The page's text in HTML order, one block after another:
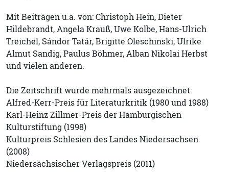
Mit Beiträgen u.a. von: Christoph Hein, Dieter
Hildebrandt, Angela Krauß, Uwe Kolbe, Hans-Ulrich
Treichel, Sándor Tatár, Brigitte Oleschinski, Ulrike
Almut Sandig, Paulus Böhmer, Alban Nikolai Herbst
und vielen anderen.
Die Zeitschrift wurde mehrmals ausgezeichnet:
Alfred-Kerr-Preis für Literaturkritik (1980 und 1988)
Karl-Heinz Zillmer-Preis der Hamburgischen
Kulturstiftung (1998)
Kulturpreis Schlesien des Landes Niedersachsen
(2008)
Niedersächsischer Verlagspreis (2011)